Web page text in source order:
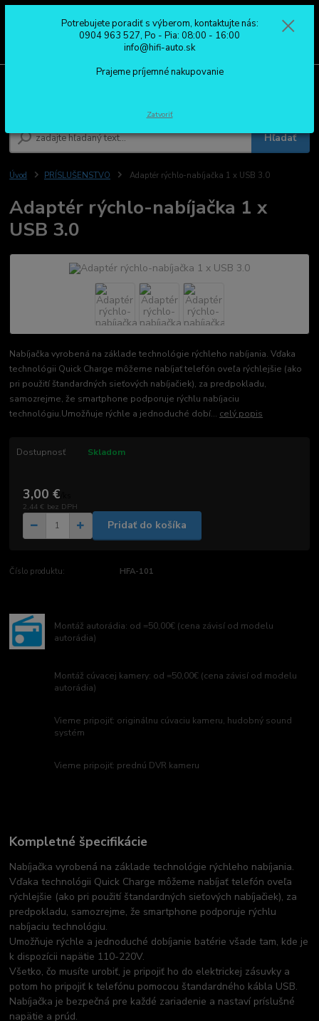
Hľadať
0904 963 527
Po - Pia: 08:00 - 16:00
Úvod PRÍSLUŠENSTVO Adaptér rýchlo-nabíjačka 1 x USB 3.0
Adaptér rýchlo-nabíjačka 1 x
USB 3.0
Nabíjačka vyrobená na základe technológie rýchleho nabíjania. Vďaka
technológii Quick Charge môžeme nabíjať telefón oveľa rýchlejšie (ako
pri použití štandardných sieťových nabíjačiek), za predpokladu,
samozrejme, že smartphone podporuje rýchlu nabíjaciu
technológiu.Umožňuje rýchle a jednoduché dobí... celý popis
Dostupnosť Skladom
3,00 €
2,44 € bez DPH
Pridať do košíka
Číslo produktu: HFA-101
Montáž autorádia: od =50,00€ (cena závisí od modelu
autorádia)
Montáž cúvacej kamery: od =50,00€ (cena závisí od modelu
autorádia)
Vieme pripojiť: originálnu cúvaciu kameru, hudobný sound
systém
Vieme pripojiť: prednú DVR kameru
Kompletné špecifikácie
Nabíjačka vyrobená na základe technológie rýchleho nabíjania.
Vďaka technológii Quick Charge môžeme nabíjať telefón oveľa
rýchlejšie (ako pri použití štandardných sieťových nabíjačiek), za
predpokladu, samozrejme, že smartphone podporuje rýchlu
nabíjaciu technológiu.
Umožňuje rýchle a jednoduché dobíjanie batérie všade tam, kde je
k dispozícii napätie 110-220V.
Všetko, čo musíte urobiť, je pripojiť ho do elektrickej zásuvky a
potom ho pripojiť k telefónu pomocou štandardného kábla USB.
Nabíjačka je bezpečná pre každé zariadenie a nastaví príslušné
napätie a prúd.
Potrebujete poradiť s výberom, kontaktujte nás:
0904 963 527, Po - Pia: 08:00 - 16:00
info@hifi-auto.sk
Prajeme príjemné nakupovanie
Zatvoriť